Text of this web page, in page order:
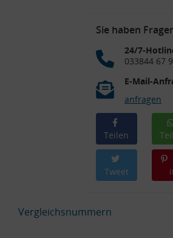
Sie haben
24/7-
033844 67
E-Mail-
anfragen
Teilen
Tweet
Vergleichsnummern